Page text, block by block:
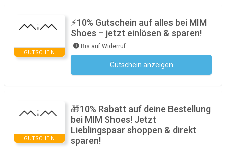
GUTSCHEIN
⚡10% Gutschein auf alles bei MIM
Shoes – jetzt einlösen & sparen!
Bis auf Widerruf
Gutschein anzeigen
GUTSCHEIN
🎁10% Rabatt auf deine Bestellung
bei MIM Shoes! Jetzt
Lieblingspaar shoppen & direkt
sparen!